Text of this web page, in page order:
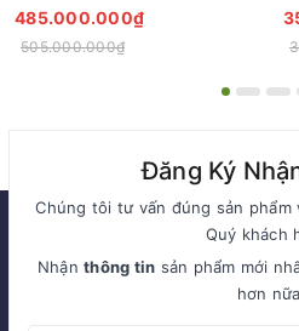
Sáng Cho Đại Đô Thị
485.000.000₫
505.000.000₫
Đăng Ký
Chúng tôi tư vấn đúng sản phẩm
Quý khách
Nhậnthông tin sản phẩm mới
hơn